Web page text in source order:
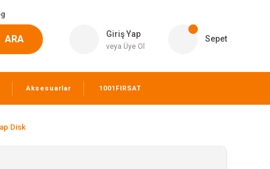
ARA Giriş Yap
veya Üye Ol
Sepet
Aksesuarlar 1001FIRSAT
Disk